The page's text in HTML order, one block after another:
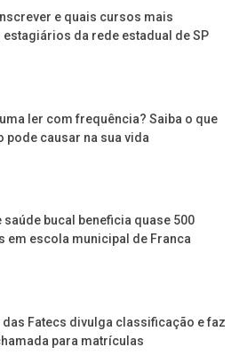
e quais cursos mais
estagiários da rede estadual de SP
ler com frequência? Saiba o que
pode causar na sua vida
saúde bucal beneficia quase 500
em escola municipal de Franca
Fatecs divulga classificação e faz
para matrículas